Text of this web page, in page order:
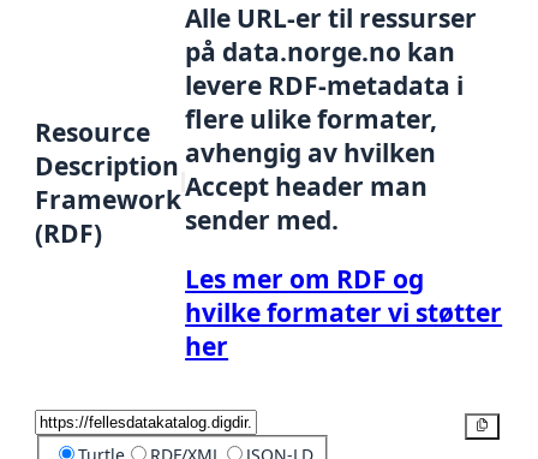
Resource
Description
Framework
(RDF)
Alle URL-er til ressurser
på data.norge.no kan
levere RDF-metadata i
flere ulike formater,
avhengig av hvilken
Accept header man
sender med.
Les mer om RDF og
hvilke formater vi støtter
her